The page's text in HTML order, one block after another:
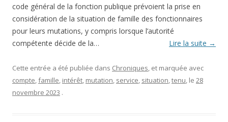
code général de la fonction publique prévoient la prise en
considération de la situation de famille des fonctionnaires
pour leurs mutations, y compris lorsque l’autorité
compétente décide de la…
Lire la suite →
Cette entrée a été publiée dans Chroniques, et marquée avec
compte,famille, intérêt, mutation, service, situation,tenu, le 28
novembre 2023 .